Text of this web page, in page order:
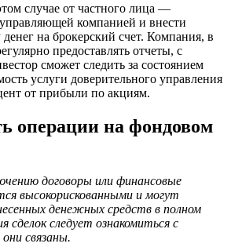
случае от частного лица —
компанией и внести
на брокерский счет. Компания, в
предоставлять отчеты, с
сможет следить за состоянием
услуги доверительного управления
от прибыли по акциям.
операции на фондовом
договоры или финансовые
высокорискованными и могут
денежных средств в полном
сделок следует ознакомиться с
связаны.